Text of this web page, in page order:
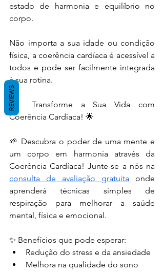
estado de harmonia e equilíbrio no
corpo.
Não importa a sua idade ou condição
física, a coerência cardíaca é acessível a
todos e pode ser facilmente integrada
à sua rotina.
🌟 Transforme a Sua Vida com
Coerência Cardíaca! 🌟
🌱 Descubra o poder de uma mente e
um corpo em harmonia através da
consulta de avaliação gratuita onde
aprenderá técnicas simples de
respiração para melhorar a saúde
mental, física e emocional.
✨ Benefícios que pode esperar:
Redução do stress e da ansiedade
Melhora na qualidade do sono
REVIEWS